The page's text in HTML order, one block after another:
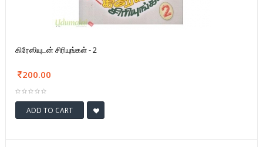
கிரேஸியுடன் சிரியுங்கள் - 2
200.00
ADD TO CART